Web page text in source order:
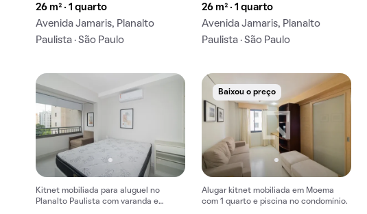
26 m² · 1 quarto
Avenida Jamaris, Planalto
Paulista · São Paulo
26 m² · 1 quarto
Avenida Jamaris, Planalto
Paulista · São Paulo
Kitnet mobiliada para aluguel no
Planalto Paulista com varanda e
Baixou o preço
Alugar kitnet mobiliada em Moema
com 1 quarto e piscina no condomínio.